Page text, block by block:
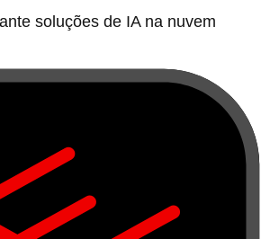
soluções de IA na nuvem